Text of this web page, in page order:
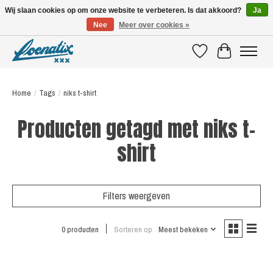
VerlanglijstWinkelwagen
Home / Tags / niks t-shirt
Producten getagd met niks t-
shirt
Filters weergeven
0 producten Sorteren op Meest bekeken
Wij slaan cookies op om onze website te verbeteren. Is dat akkoord?
Ja
Nee
Meer over cookies »